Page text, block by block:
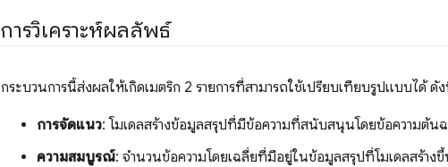
การวิเคราะห์ผลลัพธ์
กระบวนการนี้ส่งผลให้เกิดเมตริก 2 รายการที่สามารถใช้เปรียบเทียบรูปแบบได้ ดั
การจัดแนว: โมเดลสร้างข้อมูลสรุปที่มีข้อความที่สนับสนุนโดยข้อความต้น
ความสมบูรณ์: จํานวนข้อความโดยเฉลี่ยที่มีอยู่ในข้อมูลสรุปที่โมเดลสร้าง